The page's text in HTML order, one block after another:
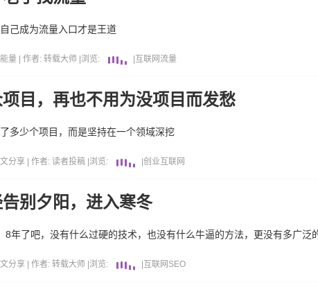
己成为流量入口才是王道
量 | 作者: 转载大师 浏览: 互联网流量
目，再也不用为没项目而发愁
多少个项目，而是坚持在一个领域深挖
分享 | 作者: 读者投稿 浏览: 创业互联网
别夕阳，进入寒冬
8年了吧，没有什么过硬的技术，也没有什么牛逼的方法，更没有多广泛
分享 | 作者: 转载大师 浏览: 互联网 SEO